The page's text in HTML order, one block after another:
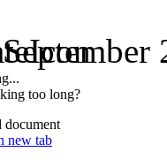
too long?
document
new tab